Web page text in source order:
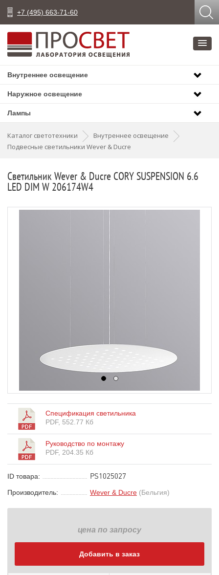
+7 (495) 663-71-60
Внутреннее освещение
Наружное освещение
Лампы
Каталог светотехники
Внутреннее освещение
Подвесные светильники Wever & Ducre
Светильник Wever & Ducre CORY SUSPENSION 6.6
LED DIM W 206174W4
Спецификация светильника
PDF, 552.77 Кб
Руководство по монтажу
PDF, 204.35 Кб
ID товара: PS1025027
Производитель: Wever & Ducre (Бельгия)
цена по запросу
Добавить в заказ